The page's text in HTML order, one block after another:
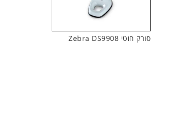
סורק חוטי Zebra DS9908